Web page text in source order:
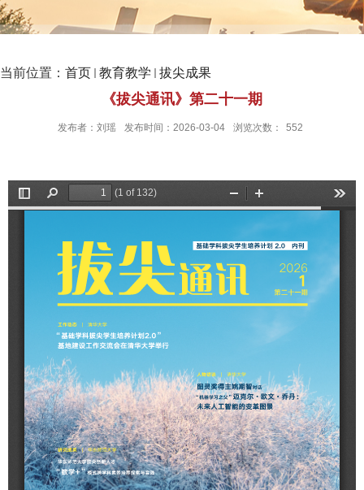
当前位置： 首页 教育教学 拔尖成果
《拔尖通讯》第二十一期
发布者：刘瑶 发布时间：2026-03-04 浏览次数： 552